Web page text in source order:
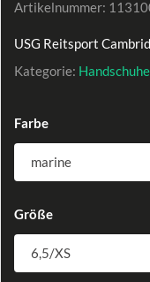
Artikelnummer:
USG Reitsport
Kategorie: Handschuhe
Farbe
Größe